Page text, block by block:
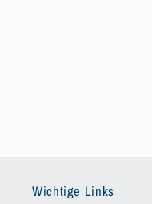
Wichtige Links